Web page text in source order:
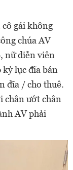
gái không
chúa AV
nữ diễn viên
kỷ lục đĩa bán
đĩa / cho thuê.
chân ướt chân
AV phải